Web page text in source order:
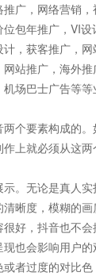
广，网络营销
包年推广，VI设
，获客推广，
站推广，海外
场巴士广告等
个要素构成的
上就必须从这两
。无论是真人实
晰度，模糊的
好，抖音也不
也会影响用户
者过度的对比